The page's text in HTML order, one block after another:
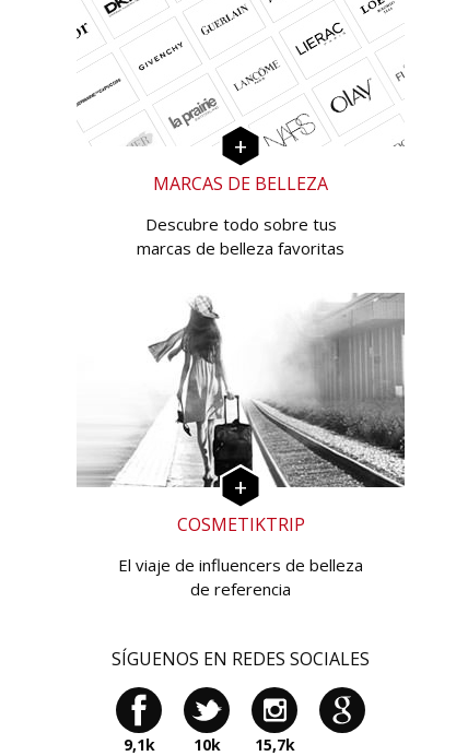
MARCAS DE BELLEZA
Descubre todo sobre tus
marcas de belleza favoritas
COSMETIKTRIP
El viaje de influencers de belleza
de referencia
SÍGUENOS EN REDES SOCIALES
9,1k 10k 15,7k